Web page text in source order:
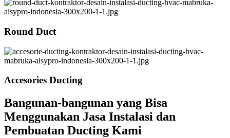
Round Duct
Accesories Ducting
Bangunan-bangunan yang Bisa
Menggunakan Jasa Instalasi dan
Pembuatan Ducting Kami